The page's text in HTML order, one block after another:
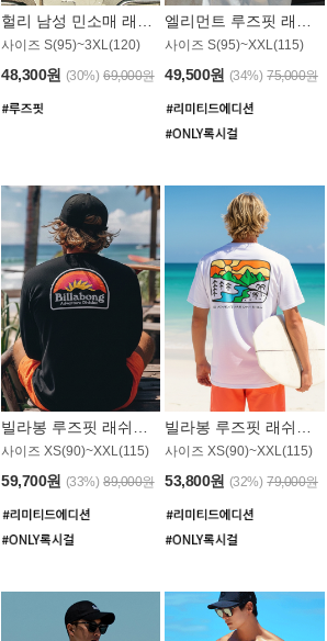
사이즈 S(95)~3XL(120)
48,300원 (30%) 69,000원
사이즈 S(95)~XXL(115)
49,500원 (34%) 75,000원
사이즈 XS(90)~XXL(115)
59,700원 (33%) 89,000원
사이즈 XS(90)~XXL(115)
53,800원 (32%) 79,000원